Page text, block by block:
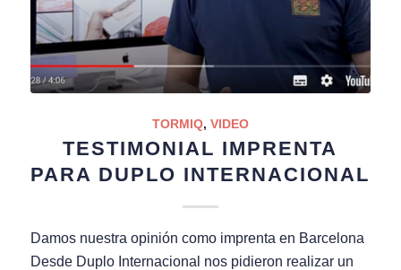
TORMIQ, VIDEO
TESTIMONIAL IMPRENTA
PARA DUPLO INTERNACIONAL
Damos nuestra opinión como imprenta en Barcelona
Desde Duplo Internacional nos pidieron realizar un